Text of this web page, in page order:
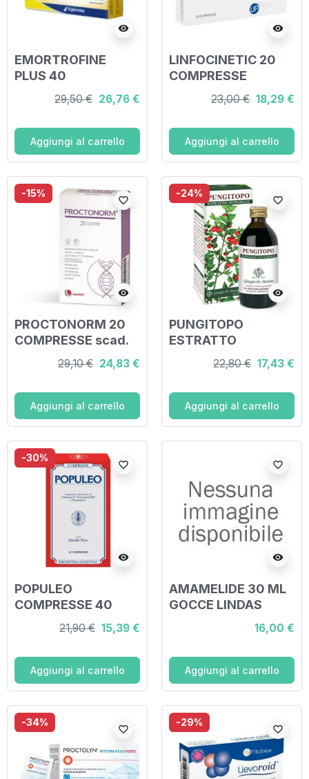
visibility
EMORTROFINE
PLUS 40
COMPRESSE
SUBLINGUALI
29,50 € 26,76 €
Aggiungi al carrello
visibility
LINFOCINETIC 20
COMPRESSE
23,00 € 18,29 €
Aggiungi al carrello
-15%
visibility
favorite_border
PROCTONORM 20
COMPRESSE scad.
31/10/2026
29,10 € 24,83 €
Aggiungi al carrello
-24%
visibility
favorite_border
PUNGITOPO
ESTRATTO
INTEGRALE 200 ML
22,80 € 17,43 €
Aggiungi al carrello
-30%
visibility
favorite_border
POPULEO
COMPRESSE 40
COMPRESSE
21,90 € 15,39 €
Aggiungi al carrello
visibility
favorite_border
AMAMELIDE 30 ML
GOCCE LINDAS
16,00 €
Aggiungi al carrello
-34%
favorite_border
-29%
favorite_border